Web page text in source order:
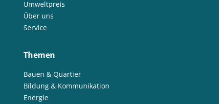
Umweltpreis
Über uns
Service
Themen
Bauen & Quartier
Bildung & Kommunikation
Energie